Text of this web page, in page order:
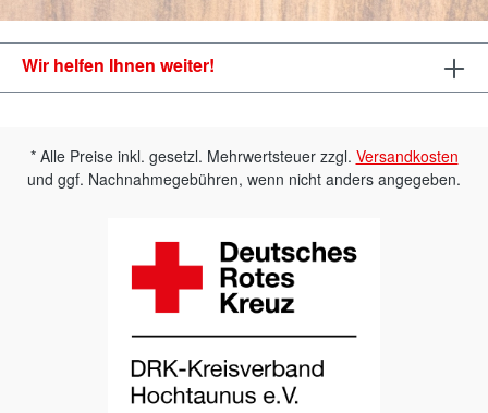
Wir helfen Ihnen weiter!
* Alle Preise inkl. gesetzl. Mehrwertsteuer zzgl. Versandkosten
und ggf. Nachnahmegebühren, wenn nicht anders angegeben.